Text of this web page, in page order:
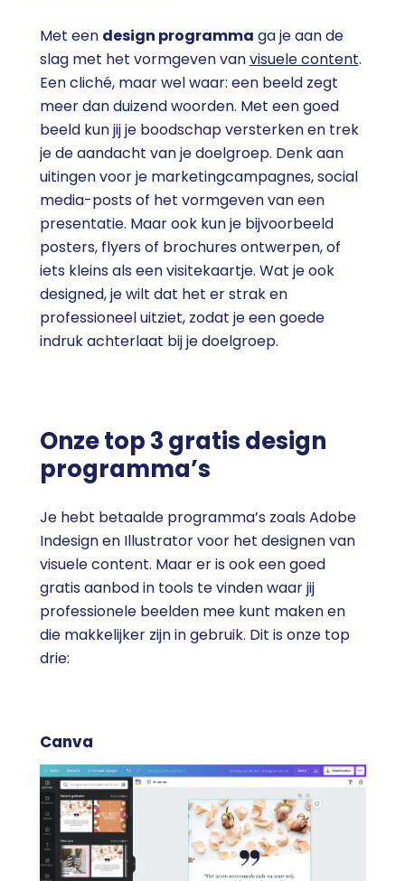
Met een design programma ga je aan de
slag met het vormgeven vanvisuele content.
Een cliché, maar wel waar: een beeld zegt
meer dan duizend woorden. Met een goed
beeld kun jij je boodschap versterken en trek
je de aandacht van je doelgroep. Denk aan
uitingen voor je marketingcampagnes, social
media-posts of het vormgeven van een
presentatie. Maar ook kun je bijvoorbeeld
posters, flyers of brochures ontwerpen, of
iets kleins als een visitekaartje. Wat je ook
designed, je wilt dat het er strak en
professioneel uitziet, zodat je een goede
indruk achterlaat bij je doelgroep.
Onze top 3 gratis design
programma’s
Je hebt betaalde programma’s zoals Adobe
Indesign en Illustrator voor het designen van
visuele content. Maar er is ook een goed
gratis aanbod in tools te vinden waar jij
professionele beelden mee kunt maken en
die makkelijker zijn in gebruik. Dit is onze top
drie:
Canva